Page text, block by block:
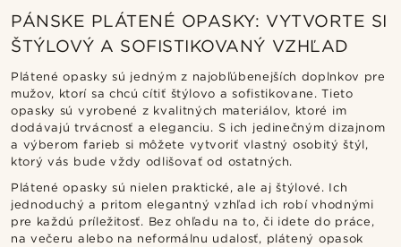
PÁNSKE PLÁTENÉ OPASKY: VYTVORTE SI
ŠTÝLOVÝ A SOFISTIKOVANÝ VZHĽAD
Plátené opasky sú jedným z najobľúbenejších doplnkov pre
mužov, ktorí sa chcú cítiť štýlovo a sofistikovane. Tieto
opasky sú vyrobené z kvalitných materiálov, ktoré im
dodávajú trvácnosť a eleganciu. S ich jedinečným dizajnom
a výberom farieb si môžete vytvoriť vlastný osobitý štýl,
ktorý vás bude vždy odlišovať od ostatných.
Plátené opasky sú nielen praktické, ale aj štýlové. Ich
jednoduchý a pritom elegantný vzhľad ich robí vhodnými
pre každú príležitosť. Bez ohľadu na to, či idete do práce,
na večeru alebo na neformálnu udalosť, plátený opasok